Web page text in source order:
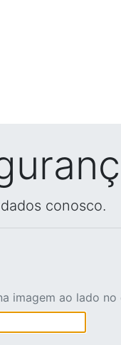
conosco.
imagem ao lado